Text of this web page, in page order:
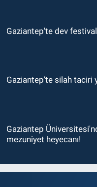
Gaziantep'te dev
Gaziantep’te silah taciri
Gaziantep
mezuniyet heyecanı!